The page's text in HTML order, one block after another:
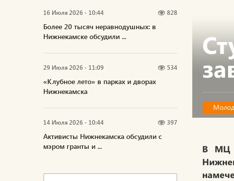
16 Июля 2026 - 10:44 828
Более 20 тысяч неравнодушных: в
Нижнекамске обсудили ...
29 Июля 2026 - 11:09 534
«Клубное лето» в парках и дворах
Нижнекамска
14 Июля 2026 - 10:44 397
Активисты Нижнекамска обсудили с
мэром гранты и ...
В МЦ